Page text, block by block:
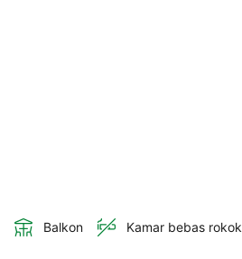
Balkon Kamar bebas rokok